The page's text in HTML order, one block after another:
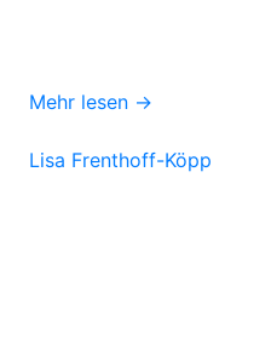
Mehr lesen →
Lisa Frenthoff-Köpp